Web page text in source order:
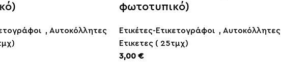
, Αυτοκόλλητες
φωτοτυπικό)
Ετικέτες-Ετικετογράφοι , Αυτοκόλλητες
Ετικετες ( 25τμχ)
3,00 €